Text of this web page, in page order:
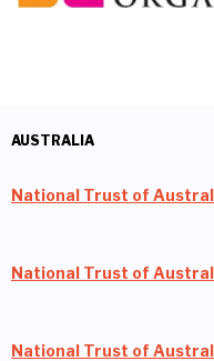
AUSTRALIA
National Trust of
National Trust of
National Trust of